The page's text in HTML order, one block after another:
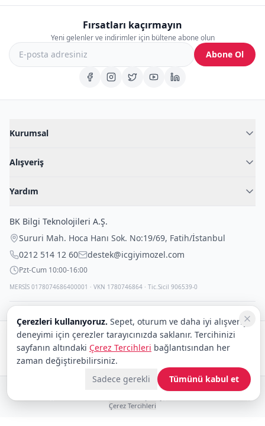
Fırsatları kaçırmayın
Yeni gelenler ve indirimler için bültene abone olun
Abone Ol
Kurumsal
Blog
İç Giyim Rehberi
Alışveriş
Fantazi İç Giyim
Çocuk İç Giyim
Outlet Fırsatları
Yardım
İade Politikası
Gizli Paketleme
BK Bilgi Teknolojileri A.Ş.
Sururi Mah. Hoca Hanı Sok. No:19/69, Fatih/İstanbul
0212 514 12 60
destek@icgiyimozel.com
Pzt-Cum 10:00-16:00
MERSİS 0178074686400001 · VKN 1780746864 · Tic.Sicil 906539-0
Güvenli alışveriş:
Kargo:
© 2008–2026 BK Bilgi Teknolojileri ve Ticaret A.Ş.
Çerez Tercihleri
Çerezleri kullanıyoruz. Sepet, oturum ve daha iyi alışveriş
deneyimi için çerezler tarayıcınızda saklanır. Tercihinizi
sayfanın altındaki Çerez Tercihleri bağlantısından her
zaman değiştirebilirsiniz.
Sadece gerekli
Tümünü kabul et